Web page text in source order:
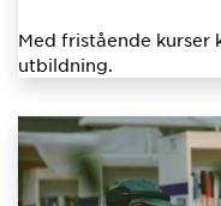
Med fristående kurser
utbildning.